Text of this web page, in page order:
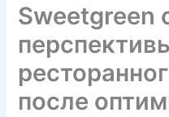
Sweetgreen
после